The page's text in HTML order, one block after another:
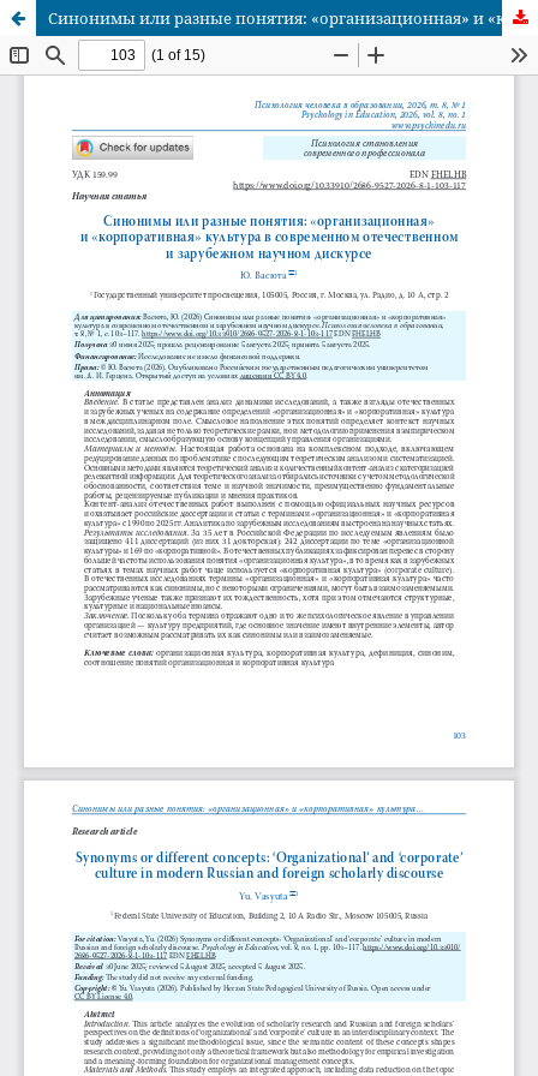
Синонимы или разные понятия: «организационная» и «корпоративная» культура в современном отечественном и зарубежном научном дискурсе